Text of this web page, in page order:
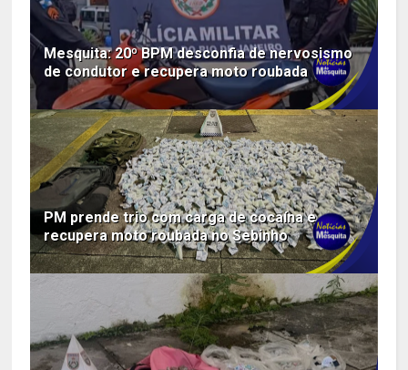
Mesquita: 20º BPM desconfia de nervosismo
de condutor e recupera moto roubada
PM prende trio com carga de cocaína e
recupera moto roubada no Sebinho